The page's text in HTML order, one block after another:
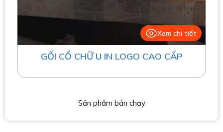
Sản phẩm bán chạy
Xem chi tiết
GỐI CỔ CHỮ U IN LOGO CAO CẤP